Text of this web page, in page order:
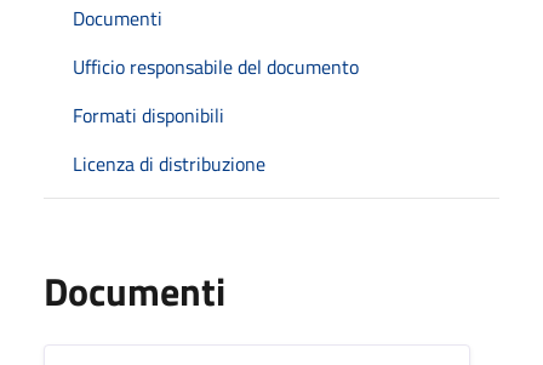
Documenti
Ufficio responsabile del documento
Formati disponibili
Licenza di distribuzione
Documenti